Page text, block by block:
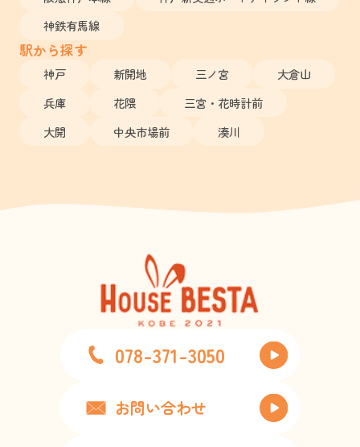
神鉄有馬線
駅から探す
神戸 新開地 三ノ宮
大倉山
兵庫
花隈
三宮・花時計前
大開
中央市場前 湊川
078-371-3050
お問い合わせ